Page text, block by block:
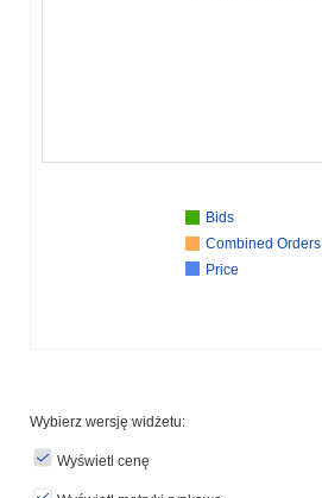
Bids
Combined Orders
Price
Wybierz wersję widżetu:
Wyświetl cenę